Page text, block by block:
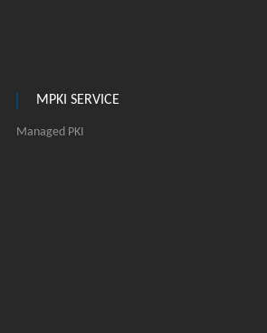
MPKI SERVICE
Managed PKI